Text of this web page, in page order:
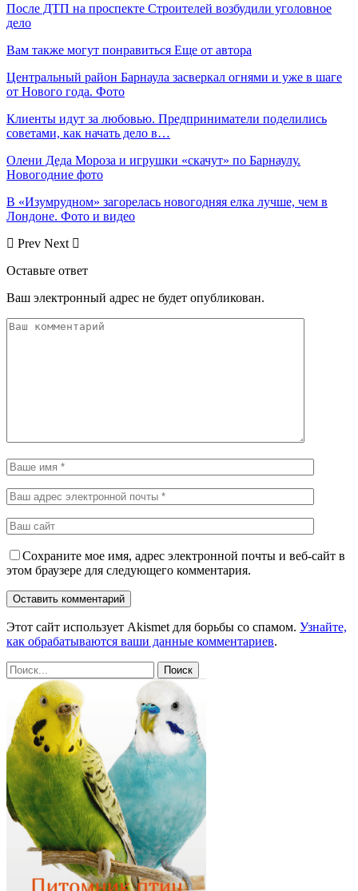
После ДТП на проспекте Строителей возбудили уголовное
дело
Вам также могут понравиться Еще от автора
Центральный район Барнаула засверкал огнями и уже в шаге
от Нового года. Фото
Клиенты идут за любовью. Предприниматели поделились
советами, как начать дело в…
Олени Деда Мороза и игрушки «скачут» по Барнаулу.
Новогодние фото
В «Изумрудном» загорелась новогодняя елка лучше, чем в
Лондоне. Фото и видео
Prev Next
Оставьте ответ
Ваш электронный адрес не будет опубликован.
Сохраните мое имя, адрес электронной почты и веб-сайт в
этом браузере для следующего комментария.
Этот сайт использует Akismet для борьбы со спамом. Узнайте,
как обрабатываются ваши данные комментариев.